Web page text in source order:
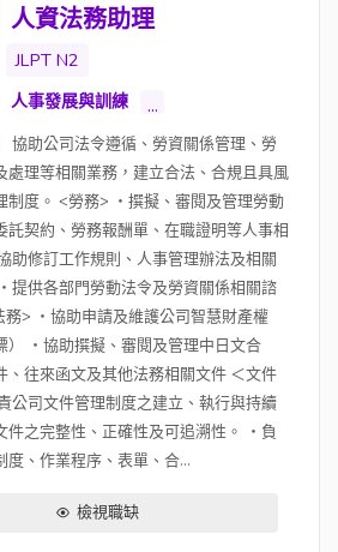
人資法務助理
JLPT N2
人事發展與訓練 ...
協助公司法令遵循、勞資關係管理、勞
處理等相關業務，建立合法、合規且具風
制度。 <勞務> ・撰擬、審閱及管理勞動
託契約、勞務報酬單、在職證明等人事相
助修訂工作規則、人事管理辦法及相關
提供各部門勞動法令及勞資關係相關諮
務> ・協助申請及維護公司智慧財產權
） ・協助撰擬、審閱及管理中日文合
、往來函文及其他法務相關文件 ＜文件
公司文件管理制度之建立、執行與持續
件之完整性、正確性及可追溯性。 ・負
度、作業程序、表單、合...
檢視職缺